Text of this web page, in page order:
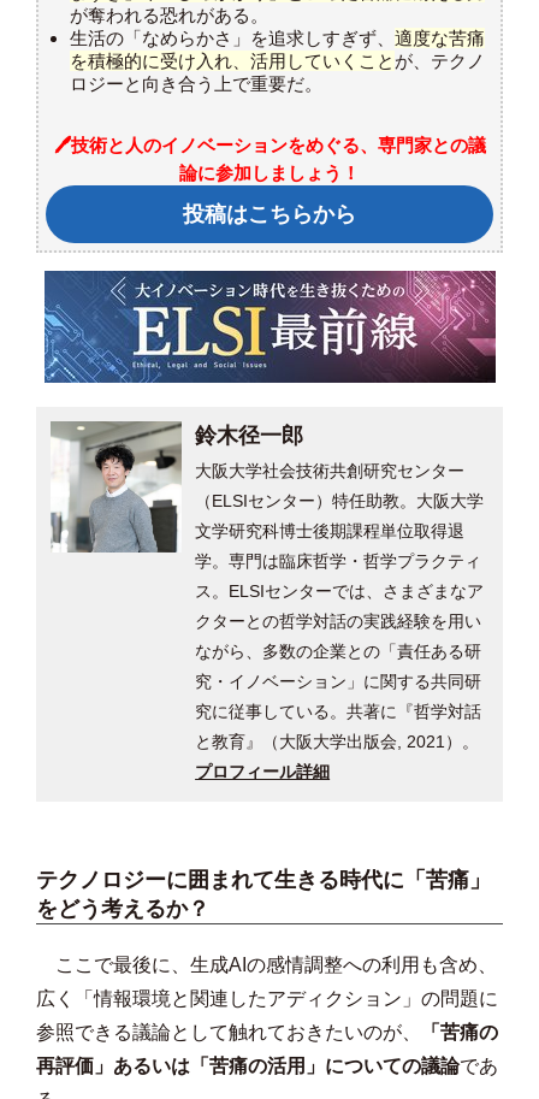
が奪われる恐れがある。
生活の「なめらかさ」を追求しすぎず、 適度な苦痛
を積極的に受け入れ、活用していくこと が、テクノ
ロジーと向き合う上で重要だ。
🖊️技術と人のイノベーションをめぐる、専門家との議
論に参加しましょう！
投稿はこちらから
鈴木径一郎
大阪大学社会技術共創研究センター
（ELSIセンター）特任助教。大阪大学
文学研究科博士後期課程単位取得退
学。専門は臨床哲学・哲学プラクティ
ス。ELSIセンターでは、さまざまなア
クターとの哲学対話の実践経験を用い
ながら、多数の企業との「責任ある研
究・イノベーション」に関する共同研
究に従事している。共著に『哲学対話
と教育』（大阪大学出版会, 2021）。
プロフィール詳細
テクノロジーに囲まれて生きる時代に「苦痛」
をどう考えるか？
ここで最後に、生成AIの感情調整への利用も含め、
広く「情報環境と関連したアディクション」の問題に
参照できる議論として触れておきたいのが、
「苦痛の
再評価」あるいは「苦痛の活用」についての議論であ